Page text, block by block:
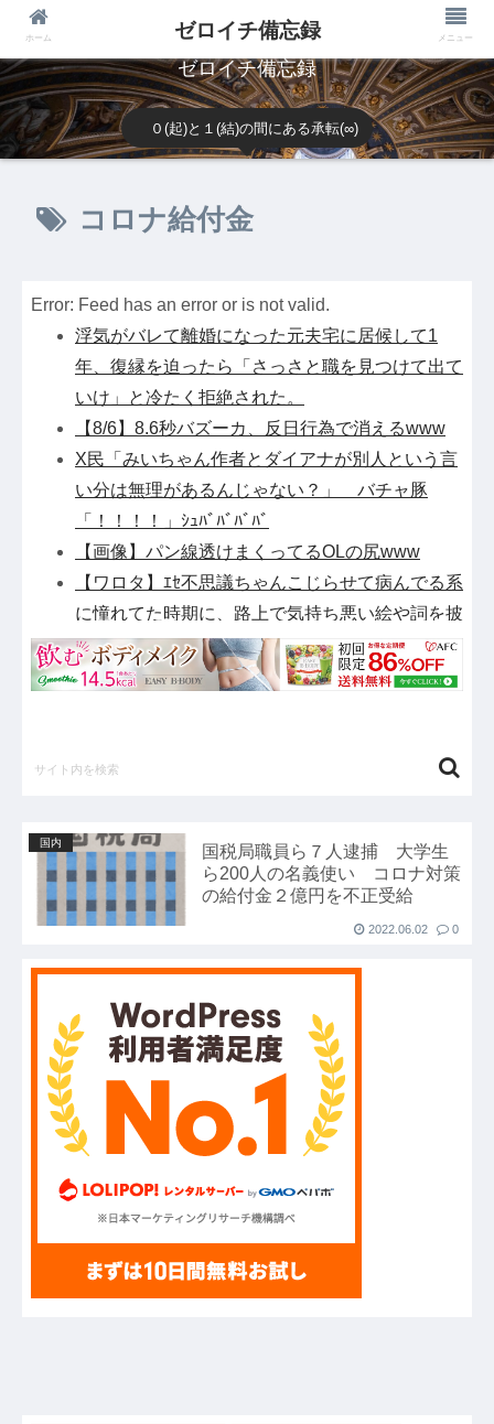
ゼロイチ備忘録
０(起)と１(結)の間にある承転(∞)
コロナ給付金
Error: Feed has an error or is not valid.
浮気がバレて離婚になった元夫宅に居候して1
年、復縁を迫ったら「さっさと職を見つけて出て
いけ」と冷たく拒絶された。
【8/6】8.6秒バズーカ、反日行為で消えるwww
X民「みいちゃん作者とダイアナが別人という言
い分は無理があるんじゃない？」 バチャ豚
「！！！！」ｼｭﾊﾞﾊﾞﾊﾞﾊﾞ
【画像】パン線透けまくってるOLの尻www
【ワロタ】ｴｾ不思議ちゃんこじらせて病んでる系
に憧れてた時期に、路上で気持ち悪い絵や詞を披
露したり、土砂降りの中で〇〇してた←報告者の
家族が素敵すぎるｗｗｗ
ろ！！財源はどうするんだ！！」他
死去で落語家・柳家小はださんが「いじめ」「暴
行」被害告発・・・・・・・・・他
【アルカナディア】「ヴェルルッタ First Engage
Ver.〈ファーストエンゲージVer.〉」プラモデル
UEFAとFIFAの争いが完全に泥沼化した模様、
UEFA側の逆転敗北すらあり得るような情勢
に……他
ハードオフに売っていた4万4000円のフィギュア
がヤバすぎるｗｗｗｗｗｗ「こんな高いの？ｗ
【GIF】JSのカンチョーワロタ
ｗｗｗ(※画像あり)
国内
国税局職員ら７人逮捕 大学生
ら200人の名義使い コロナ対策
の給付金２億円を不正受給
2022.06.02 0
ホーム ゼロイチ備忘録 メニュー